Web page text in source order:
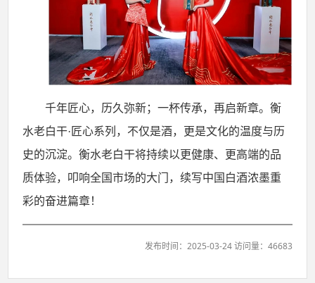
千年匠心，历久弥新；一杯传承，再启新章。衡
水老白干·匠心系列，不仅是酒，更是文化的温度与历
史的沉淀。衡水老白干将持续以更健康、更高端的品
质体验，叩响全国市场的大门，续写中国白酒浓墨重
彩的奋进篇章！
发布时间：2025-03-24 访问量：46683